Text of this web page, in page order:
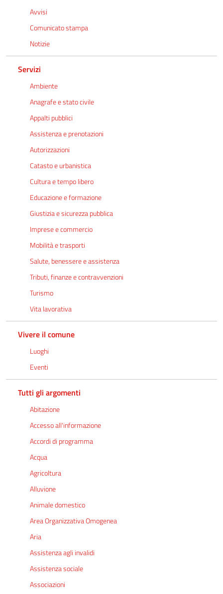
Avvisi
Comunicato stampa
Notizie
Servizi
Ambiente
Anagrafe e stato civile
Appalti pubblici
Assistenza e prenotazioni
Autorizzazioni
Catasto e urbanistica
Cultura e tempo libero
Educazione e formazione
Giustizia e sicurezza pubblica
Imprese e commercio
Mobilità e trasporti
Salute, benessere e assistenza
Tributi, finanze e contravvenzioni
Turismo
Vita lavorativa
Vivere il comune
Luoghi
Eventi
Tutti gli argomenti
Abitazione
Accesso all'informazione
Accordi di programma
Acqua
Agricoltura
Alluvione
Animale domestico
Area Organizzativa Omogenea
Aria
Assistenza agli invalidi
Assistenza sociale
Associazioni